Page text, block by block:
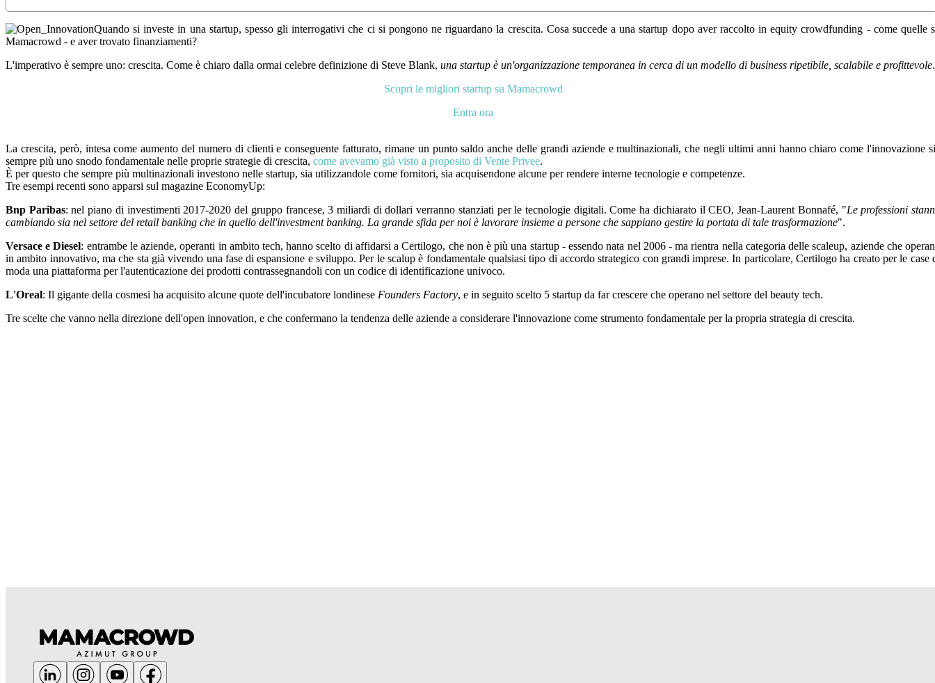
Quando si investe in una startup, spesso gli interrogativi che ci si pongono ne riguardano la crescita. Cosa succede a una startup dopo aver raccolto in equity crowdfunding - come quelle
Mamacrowd - e aver trovato finanziamenti?
L'imperativo è sempre uno: crescita. Come è chiaro dalla ormai celebre definizione di Steve Blank, una startup è un'organizzazione temporanea in cerca di un modello di business ripetibile, scalabile e profittevole.
Scopri le migliori startup su Mamacrowd
Entra ora
La crescita, però, intesa come aumento del numero di clienti e conseguente fatturato, rimane un punto saldo anche delle grandi aziende e multinazionali, che negli ultimi anni hanno chiaro come l'innovazione
sempre più uno snodo fondamentale nelle proprie strategie di crescita, come avevamo già visto a proposito di Vente Privee.
È per questo che sempre più multinazionali investono nelle startup, sia utilizzandole come fornitori, sia acquisendone alcune per rendere interne tecnologie e competenze.
Tre esempi recenti sono apparsi sul magazine EconomyUp:
Bnp Paribas: nel piano di investimenti 2017-2020 del gruppo francese, 3 miliardi di dollari verranno stanziati per le tecnologie digitali. Come ha dichiarato il CEO, Jean-Laurent Bonnafé, "Le professioni
cambiando sia nel settore del retail banking che in quello dell'investment banking. La grande sfida per noi è lavorare insieme a persone che sappiano gestire la portata di tale trasformazione".
Versace e Diesel: entrambe le aziende, operanti in ambito tech, hanno scelto di affidarsi a Certilogo, che non è più una startup - essendo nata nel 2006 - ma rientra nella categoria delle scaleup, aziende che
in ambito innovativo, ma che sta già vivendo una fase di espansione e sviluppo. Per le scalup è fondamentale qualsiasi tipo di accordo strategico con grandi imprese. In particolare, Certilogo ha creato per le case
moda una piattaforma per l'autenticazione dei prodotti contrassegnandoli con un codice di identificazione univoco.
L'Oreal: Il gigante della cosmesi ha acquisito alcune quote dell'incubatore londinese Founders Factory, e in seguito scelto 5 startup da far crescere che operano nel settore del beauty tech.
Tre scelte che vanno nella direzione dell'open innovation, e che confermano la tendenza delle aziende a considerare l'innovazione come strumento fondamentale per la propria strategia di crescita.